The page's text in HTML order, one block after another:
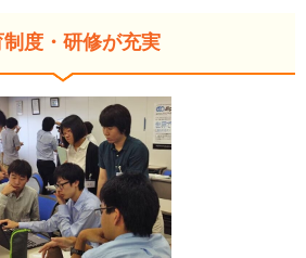
制度・研修が充実